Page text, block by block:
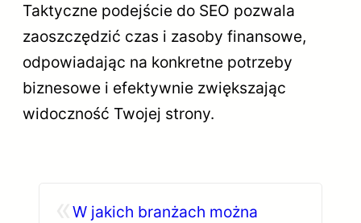
Taktyczne podejście do SEO pozwala
zaoszczędzić czas i zasoby finansowe,
odpowiadając na konkretne potrzeby
biznesowe i efektywnie zwiększając
widoczność Twojej strony.
W jakich branżach można